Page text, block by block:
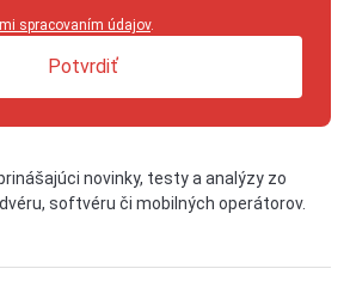
spracovaním údajov.
Potvrdiť
novinky, testy a analýzy zo
softvéru či mobilných operátorov.